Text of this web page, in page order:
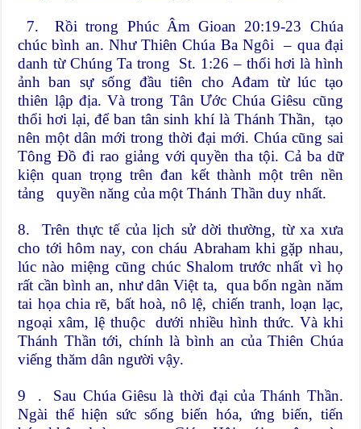
7. Rồi trong Phúc Âm Gioan 20:19-23 Chúa
chúc bình an. Như Thiên Chúa Ba Ngôi – qua đại
danh từ Chúng Ta trong St. 1:26 – thổi hơi là hình
ảnh ban sự sống đầu tiên cho Ađam từ lúc tạo
thiên lập địa. Và trong Tân Ước Chúa Giêsu cũng
thổi hơi lại, để ban tân sinh khí là Thánh Thần, tạo
nên một dân mới trong thời đại mới. Chúa cũng sai
Tông Đồ đi rao giảng với quyền tha tội. Cả ba dữ
kiện quan trọng trên đan kết thành một trên nền
tảng quyền năng của một Thánh Thần duy nhất.
8. Trên thực tế của lịch sử dời thường, từ xa xưa
cho tới hôm nay, con cháu Abraham khi gặp nhau,
lúc nào miệng cũng chúc Shalom trước nhất vì họ
rất cần bình an, như dân Việt ta, qua bốn ngàn năm
tai họa chia rẽ, bất hoà, nô lệ, chiến tranh, loạn lạc,
ngoại xâm, lệ thuộc dưới nhiều hình thức. Và khi
Thánh Thần tới, chính là bình an của Thiên Chúa
viếng thăm dân người vậy.
9 . Sau Chúa Giêsu là thời đại của Thánh Thần.
Ngài thể hiện sức sống biến hóa, ứng biến, tiến